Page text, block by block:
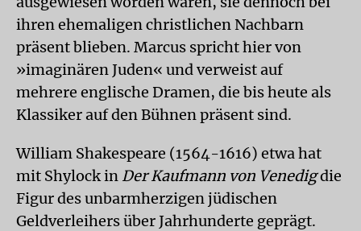
ihren ehemaligen christlichen Nachbarn
präsent blieben. Marcus spricht hier von
»imaginären Juden« und verweist auf
mehrere englische Dramen, die bis heute als
Klassiker auf den Bühnen präsent sind.
William Shakespeare (1564-1616) etwa hat
mit Shylock in Der Kaufmann von Venedigdie
Figur des unbarmherzigen jüdischen
Geldverleihers über Jahrhunderte geprägt.